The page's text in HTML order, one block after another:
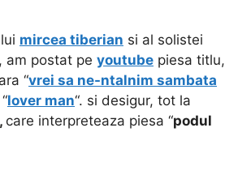
mircea tiberian si al solistei
am postat pe youtube piesa titlu,
“vrei sa ne-ntalnim sambata
lover man“. si desigur, tot la
, care interpreteaza piesa “podul